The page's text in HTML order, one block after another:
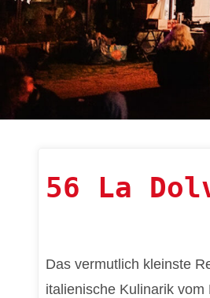
56 La
Das vermutlich kleinste
italienische Kulinarik vom